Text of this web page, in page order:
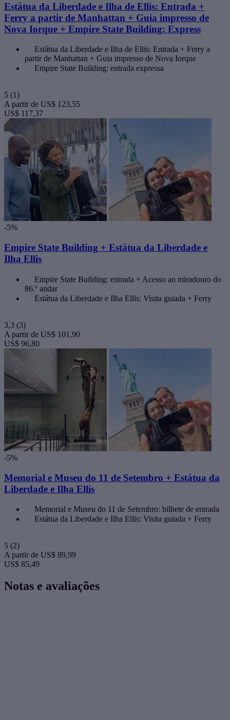
Estátua da Liberdade e Ilha de Ellis: Entrada +
Ferry a partir de Manhattan + Guia impresso de
Nova Iorque + Empire State Building: Express
Estátua da Liberdade e Ilha de Ellis: Entrada + Ferry a
partir de Manhattan + Guia impresso de Nova Iorque
Empire State Building: entrada expressa
5 (1)
A partir de US$ 123,55
US$ 117,37
-5%
Empire State Building + Estátua da Liberdade e
Ilha Ellis
Empire State Building: entrada + Acesso ao miradouro do
86.º andar
Estátua da Liberdade e Ilha Ellis: Visita guiada + Ferry
3,3 (3)
A partir de US$ 101,90
US$ 96,80
-5%
Memorial e Museu do 11 de Setembro + Estátua da
Liberdade e Ilha Ellis
Memorial e Museu do 11 de Setembro: bilhete de entrada
Estátua da Liberdade e Ilha Ellis: Visita guiada + Ferry
5 (2)
A partir de US$ 89,99
US$ 85,49
Notas e avaliações